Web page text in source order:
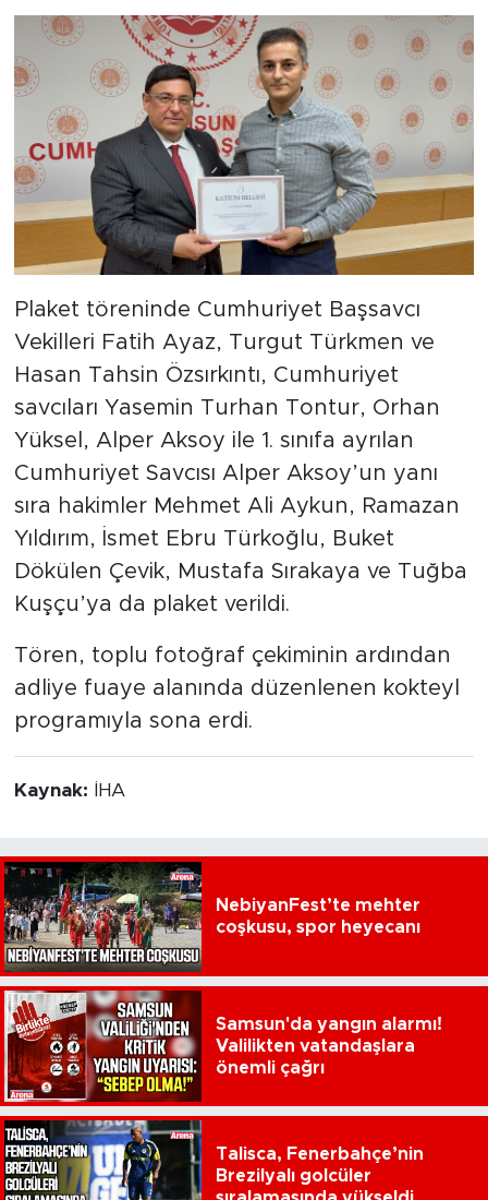
Plaket töreninde Cumhuriyet Başsavcı
Vekilleri Fatih Ayaz, Turgut Türkmen ve
Hasan Tahsin Özsırkıntı, Cumhuriyet
savcıları Yasemin Turhan Tontur, Orhan
Yüksel, Alper Aksoy ile 1. sınıfa ayrılan
Cumhuriyet Savcısı Alper Aksoy’un yanı
sıra hakimler Mehmet Ali Aykun, Ramazan
Yıldırım, İsmet Ebru Türkoğlu, Buket
Dökülen Çevik, Mustafa Sırakaya ve Tuğba
Kuşçu’ya da plaket verildi.
Tören, toplu fotoğraf çekiminin ardından
adliye fuaye alanında düzenlenen kokteyl
programıyla sona erdi.
Kaynak: İHA
NebiyanFest’te mehter
coşkusu, spor heyecanı
Samsun'da yangın alarmı!
Valilikten vatandaşlara
önemli çağrı
Talisca, Fenerbahçe’nin
Brezilyalı golcüler